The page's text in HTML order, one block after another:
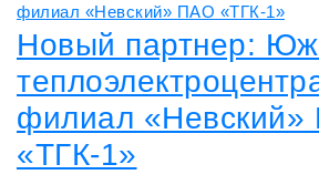
Новый партнер:
филиал
«ТГК-1»